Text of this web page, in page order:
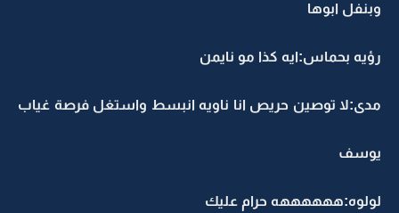
وبنفل ابوها
رؤيه بحماس:ايه كذا مو نايمن
مدى:لا توصين حريص انا ناويه انبسط واستغل فرصة غياب
يوسف
لولوه:ههههههه حرام عليك